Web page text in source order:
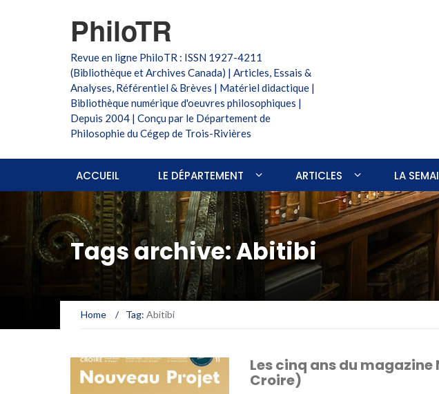
PhiloTR
Revue en ligne PhiloTR : ISSN 1927-4211
(Bibliothèque et Archives Canada) | Articles, Essais &
Analyses, Référentiel & Brèves | Matériel didactique |
Bibliothèque numérique d'oeuvres philosophiques |
Depuis 2004 | Conçu par le Département de
Philosophie du Cégep de Trois-Rivières
ACCUEIL LE DÉPARTEMENT ARTICLES LA
Tags archive: Abitibi
Home / Tag: Abitibi
Les cinq ans du magazine
Croire)